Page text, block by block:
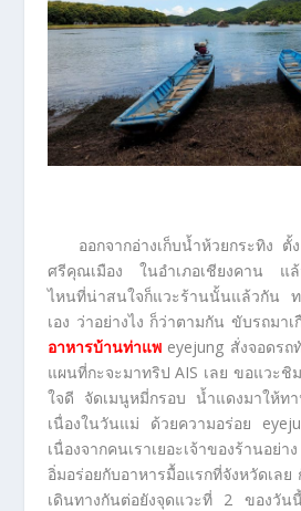
ออกจากอ่างเก็บน้ำห้วยกระทิง
ศรีคุณเมือง ในอำเภอเชียงคาน แล้
ไหนที่น่าสนใจก็แวะร้านนั้นแล้วกัน ท
เอง ว่าอย่างไง ก็ว่าตามกัน ขับรถมาเ
อาหารบ้านท่าแพeyejung สั่งจอดรถ
แผนที่กะจะมาทริป AIS เลย ขอแวะชิ
ใจดี จัดเมนูหมี่กรอบ น้ำแดงมาให้
เนื่องในวันแม่ ด้วยความอร่อย
เนื่องจากคนเราเยอะเจ้าของร้านอย่าง
อิ่มอร่อยกับอาหารมื้อแรกที่จังหวัดเลย
เดินทางกันต่อยังจุดแวะที่ 2 ของวั